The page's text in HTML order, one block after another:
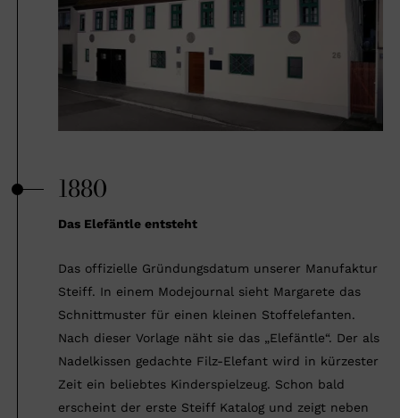
1880
Das Elefäntle entsteht
Das offizielle Gründungsdatum unserer Manufaktur
Steiff. In einem Modejournal sieht Margarete das
Schnittmuster für einen kleinen Stoffelefanten.
Nach dieser Vorlage näht sie das „Elefäntle“. Der als
Nadelkissen gedachte Filz-Elefant wird in kürzester
Zeit ein beliebtes Kinderspielzeug. Schon bald
erscheint der erste Steiff Katalog und zeigt neben